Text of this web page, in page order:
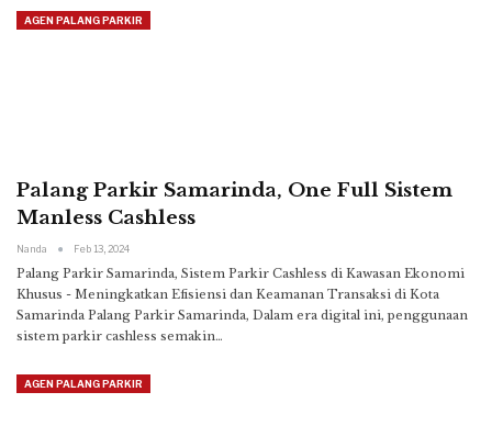
AGEN PALANG PARKIR
Palang Parkir Samarinda, One Full Sistem
Manless Cashless
Nanda Feb 13, 2024
Palang Parkir Samarinda, Sistem Parkir Cashless di Kawasan Ekonomi
Khusus - Meningkatkan Efisiensi dan Keamanan Transaksi di Kota
Samarinda Palang Parkir Samarinda, Dalam era digital ini, penggunaan
sistem parkir cashless semakin…
AGEN PALANG PARKIR